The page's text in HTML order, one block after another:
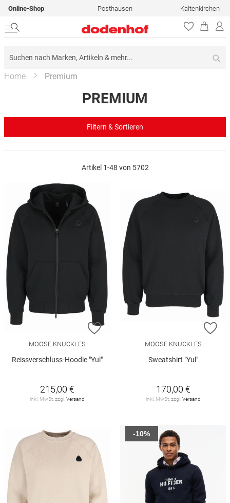
Online-Shop Posthausen Kaltenkirchen
Home Premium
PREMIUM
Artikel 1-48 von 5702
ZUR WUNSCHLISTE HINZUFÜGEN
MOOSE KNUCKLES
Reissverschluss-Hoodie "Yul"
215,00 €
inkl. MwSt. zzgl. Versand
MOOSE KNUCKLES
Sweatshirt "Yul"
170,00 €
inkl. MwSt. zzgl. Versand
-10%
Filtern & Sortieren